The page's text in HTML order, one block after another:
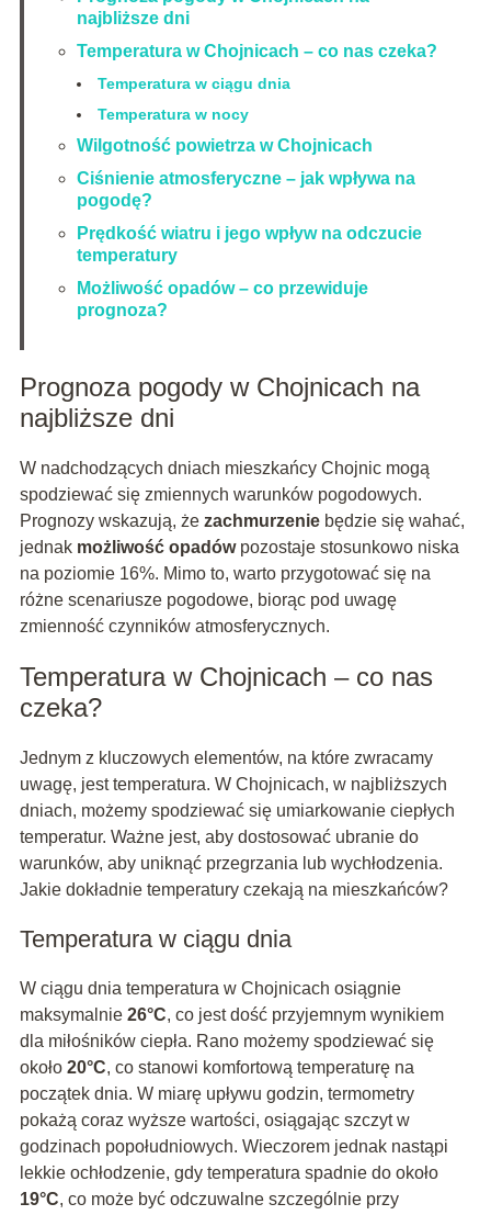
najbliższe dni
Temperatura w Chojnicach – co nas czeka?
Temperatura w ciągu dnia
Temperatura w nocy
Wilgotność powietrza w Chojnicach
Ciśnienie atmosferyczne – jak wpływa na
pogodę?
Prędkość wiatru i jego wpływ na odczucie
temperatury
Możliwość opadów – co przewiduje
prognoza?
Prognoza pogody w Chojnicach na
najbliższe dni
W nadchodzących dniach mieszkańcy Chojnic mogą
spodziewać się zmiennych warunków pogodowych.
Prognozy wskazują, że zachmurzeniebędzie się wahać,
jednak możliwość opadówpozostaje stosunkowo niska
na poziomie 16%. Mimo to, warto przygotować się na
różne scenariusze pogodowe, biorąc pod uwagę
zmienność czynników atmosferycznych.
Temperatura w Chojnicach – co nas
czeka?
Jednym z kluczowych elementów, na które zwracamy
uwagę, jest temperatura. W Chojnicach, w najbliższych
dniach, możemy spodziewać się umiarkowanie ciepłych
temperatur. Ważne jest, aby dostosować ubranie do
warunków, aby uniknąć przegrzania lub wychłodzenia.
Jakie dokładnie temperatury czekają na mieszkańców?
Temperatura w ciągu dnia
W ciągu dnia temperatura w Chojnicach osiągnie
maksymalnie 26°C, co jest dość przyjemnym wynikiem
dla miłośników ciepła. Rano możemy spodziewać się
około 20°C, co stanowi komfortową temperaturę na
początek dnia. W miarę upływu godzin, termometry
pokażą coraz wyższe wartości, osiągając szczyt w
godzinach popołudniowych. Wieczorem jednak nastąpi
lekkie ochłodzenie, gdy temperatura spadnie do około
19°C, co może być odczuwalne szczególnie przy